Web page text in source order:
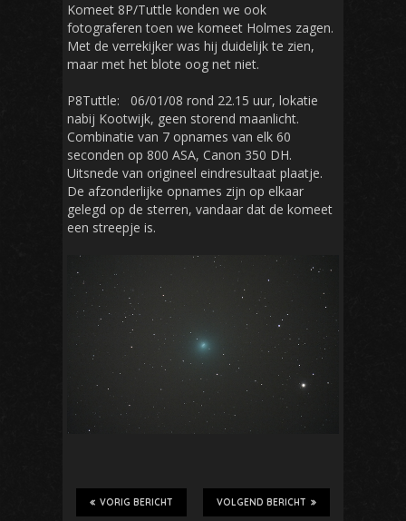
Komeet 8P/Tuttle konden we ook
fotograferen toen we komeet Holmes zagen.
Met de verrekijker was hij duidelijk te zien,
maar met het blote oog net niet.
P8Tuttle: 06/01/08 rond 22.15 uur, lokatie
nabij Kootwijk, geen storend maanlicht.
Combinatie van 7 opnames van elk 60
seconden op 800 ASA, Canon 350 DH.
Uitsnede van origineel eindresultaat plaatje.
De afzonderlijke opnames zijn op elkaar
gelegd op de sterren, vandaar dat de komeet
een streepje is.
VOLGEND BERICHT
VORIG BERICHT